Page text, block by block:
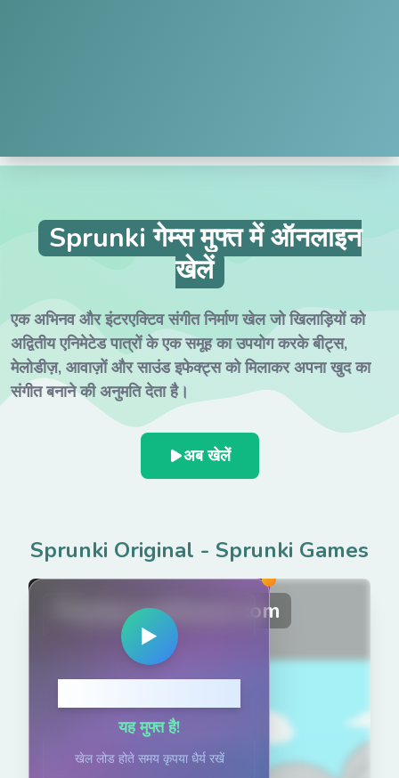
Sprunki गेम्स मुफ्त में ऑनलाइन
खेलें
एक अभिनव और इंटरएक्टिव संगीत निर्माण खेल जो खिलाड़ियों को
अद्वितीय एनिमेटेड पात्रों के एक समूह का उपयोग करके बीट्स,
मेलोडीज़, आवाज़ों और साउंड इफेक्ट्स को मिलाकर अपना खुद का
संगीत बनाने की अनुमति देता है।
अब खेलें
Sprunki Original - Sprunki Games
PlaySprunkiGame.com
▶
यह मुफ्त है!
खेल लोड होते समय कृपया धैर्य रखें